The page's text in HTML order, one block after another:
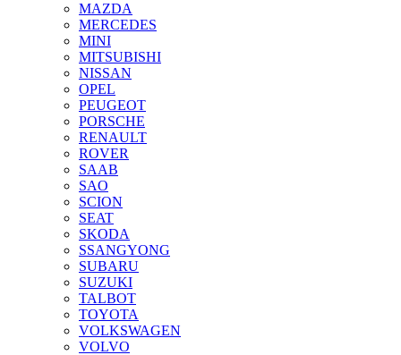
MAZDA
MERCEDES
MINI
MITSUBISHI
NISSAN
OPEL
PEUGEOT
PORSCHE
RENAULT
ROVER
SAAB
SAO
SCION
SEAT
SKODA
SSANGYONG
SUBARU
SUZUKI
TALBOT
TOYOTA
VOLKSWAGEN
VOLVO